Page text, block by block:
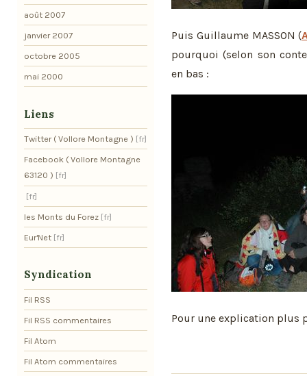
Puis Guillaume MASSON (
pourquoi (selon son
en bas :
Pour une explication plus
août 2007
janvier 2007
octobre 2005
mai 2000
Liens
Twitter ( Vollore Montagne )
Facebook ( Vollore Montagne
63120 )
les Monts du Forez
Eur'Net
Syndication
Fil RSS
Fil RSS commentaires
Fil Atom
Fil Atom commentaires